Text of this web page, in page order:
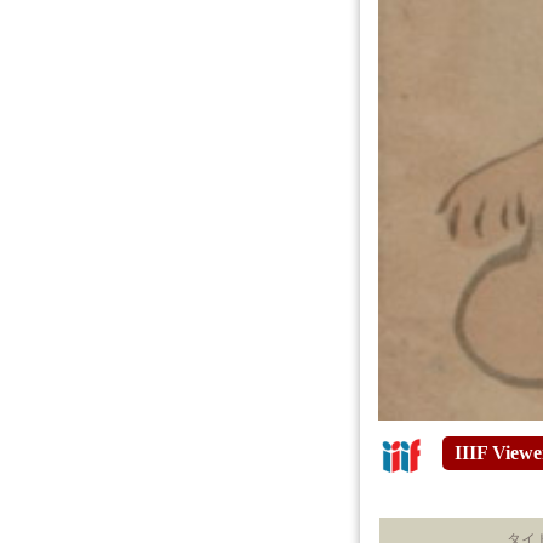
IIIF
タイ